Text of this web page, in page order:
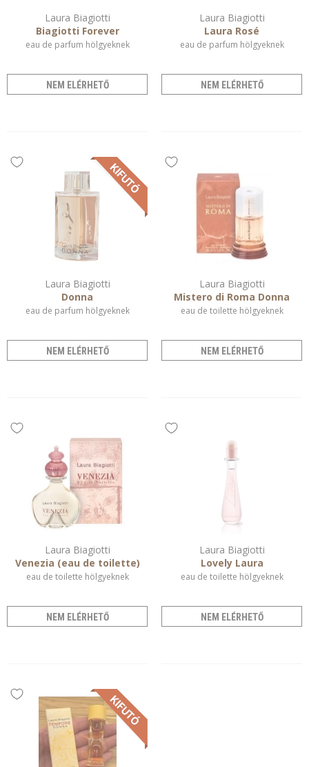
Laura Biagiotti
Biagiotti Forever
eau de parfum hölgyeknek
NEM ELÉRHETŐ
Laura Biagiotti
Laura Rosé
eau de parfum hölgyeknek
NEM ELÉRHETŐ
Laura Biagiotti
Donna
eau de parfum hölgyeknek
NEM ELÉRHETŐ
Laura Biagiotti
Mistero di Roma Donna
eau de toilette hölgyeknek
NEM ELÉRHETŐ
Laura Biagiotti
Venezia (eau de toilette)
eau de toilette hölgyeknek
NEM ELÉRHETŐ
Laura Biagiotti
Lovely Laura
eau de toilette hölgyeknek
NEM ELÉRHETŐ